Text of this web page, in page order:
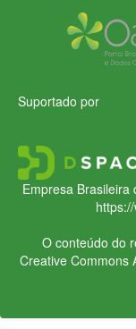
Suportado por
Empresa Brasileira
O conteúdo do
Creative Commons